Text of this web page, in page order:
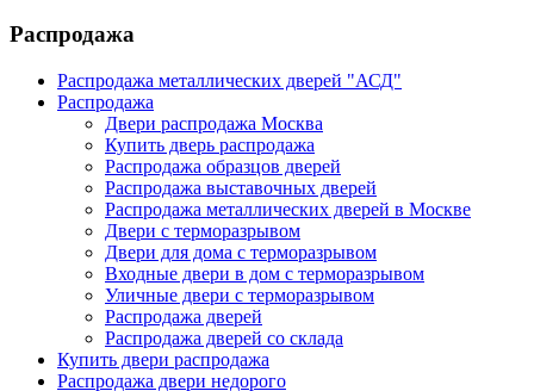
Распродажа
Распродажа металлических дверей "АСД"
Распродажа
Двери распродажа Москва
Купить дверь распродажа
Распродажа образцов дверей
Распродажа выставочных дверей
Распродажа металлических дверей в Москве
Двери с терморазрывом
Двери для дома с терморазрывом
Входные двери в дом с терморазрывом
Уличные двери с терморазрывом
Распродажа дверей
Распродажа дверей со склада
Купить двери распродажа
Распродажа двери недорого